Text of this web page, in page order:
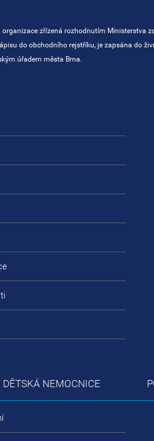
organizace zřízená rozhodnutím Ministerstva
do obchodního rejstříku, je zapsána do
úřadem města Brna.
DĚTSKÁ NEMOCNICE